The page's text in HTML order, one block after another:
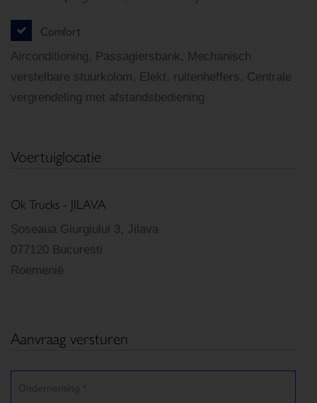
Comfort
Airconditioning, Passagiersbank, Mechanisch
verstelbare stuurkolom, Elekt. ruitenheffers, Centrale
vergrendeling met afstandsbediening
Voertuiglocatie
Ok Trucks - JILAVA
Șoseaua Giurgiului 3, Jilava
077120 Bucuresti
Roemenië
Aanvraag versturen